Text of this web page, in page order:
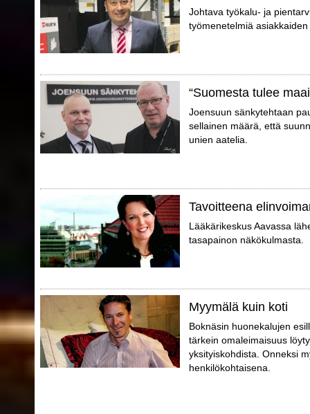
Johtava työkalu- ja
työmenetelmiä
“Suomesta tulee
Joensuun sänkytehtaan
sellainen määrä, että
unien aatelia.
Tavoitteena
Lääkärikeskus Aavassa
tasapainon näkökulmasta.
Myymälä kuin koti
Boknäsin huonekalujen
tärkein omaleimaisuus
yksityiskohdista. Onneksi
henkilökohtaisena.